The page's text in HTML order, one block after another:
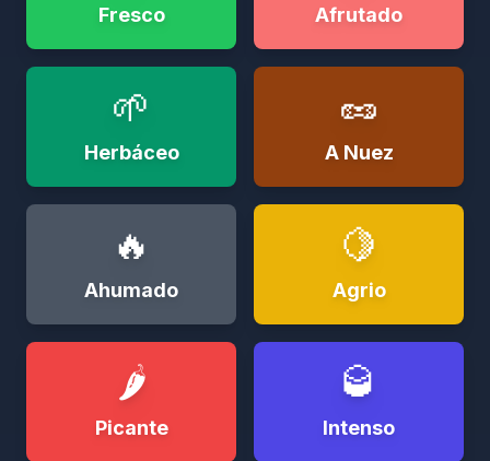
Fresco Afrutado
🌱
Herbáceo
🥜
A Nuez
🔥
Ahumado
🍋
Agrio
🌶️
Picante
🥃
Intenso